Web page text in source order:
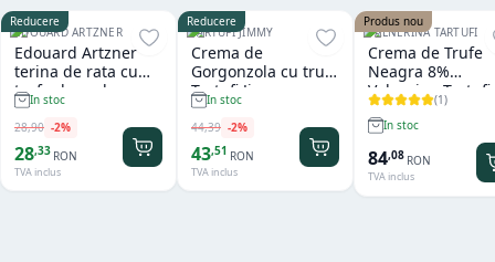
Reducere
EDOUARD ARTZNER
Edouard Artzner
terina de rata cu
trufe de padure
100g
In stoc
28,90 -2%
28,33 RON
TVA inclus
Reducere
TARTUFI JIMMY
Crema de
Gorgonzola cu trufe
Tartufi Jimmy
In stoc
44,39 -2%
43,51 RON
TVA inclus
Produs nou
VALNERINA TARTUFI
Crema de Trufe
Neagra 8%
Valnerina Tartufi
500 gr
(1)
In stoc
84,08 RON
TVA inclus